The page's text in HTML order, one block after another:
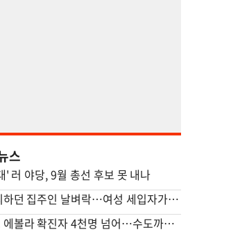
스
' 러 야당, 9월 총선 후보 못 내나
변기 수리하던 집주인 날벼락…여성 세입자가 흉기로 찔렀다
민주콩고 에볼라 확진자 4천명 넘어…수도까지 번질라 비상